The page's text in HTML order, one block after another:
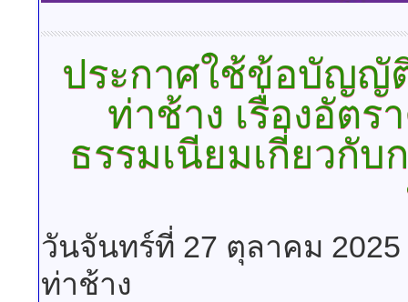
ประกาศใช้ข้อบัญญั
ท่าช้าง เรื่องอัตร
ธรรมเนียมเกี่ยวกั
วันจันทร์ที่ 27 ตุลาคม 2025
ท่าช้าง